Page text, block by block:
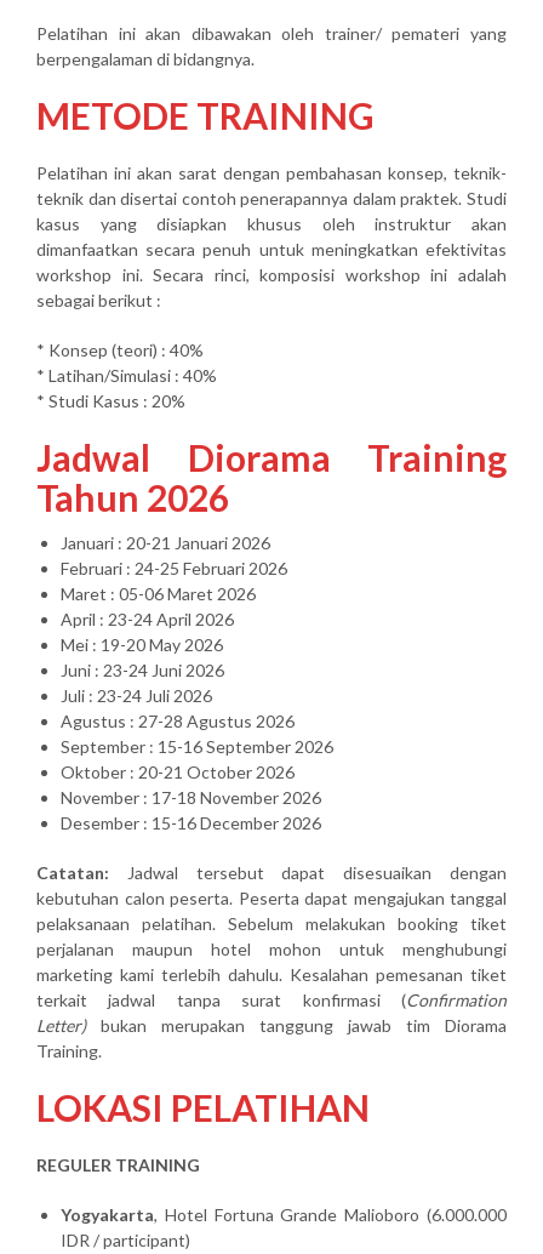
Pelatihan ini akan dibawakan oleh trainer/ pemateri yang
berpengalaman di bidangnya.
METODE TRAINING
Pelatihan ini akan sarat dengan pembahasan konsep, teknik-
teknik dan disertai contoh penerapannya dalam praktek. Studi
kasus yang disiapkan khusus oleh instruktur akan
dimanfaatkan secara penuh untuk meningkatkan efektivitas
workshop ini. Secara rinci, komposisi workshop ini adalah
sebagai berikut :
* Konsep (teori) : 40%
* Latihan/Simulasi : 40%
* Studi Kasus : 20%
Jadwal Diorama Training
Tahun 2026
Januari : 20-21 Januari 2026
Februari : 24-25 Februari 2026
Maret : 05-06 Maret 2026
April : 23-24 April 2026
Mei : 19-20 May 2026
Juni : 23-24 Juni 2026
Juli : 23-24 Juli 2026
Agustus : 27-28 Agustus 2026
September : 15-16 September 2026
Oktober : 20-21 October 2026
November : 17-18 November 2026
Desember : 15-16 December 2026
Catatan: Jadwal tersebut dapat disesuaikan dengan
kebutuhan calon peserta. Peserta dapat mengajukan tanggal
pelaksanaan pelatihan. Sebelum melakukan booking tiket
perjalanan maupun hotel mohon untuk menghubungi
marketing kami terlebih dahulu. Kesalahan pemesanan tiket
terkait jadwal tanpa surat konfirmasi (Confirmation
Letter)bukan merupakan tanggung jawab tim Diorama
Training.
LOKASI PELATIHAN
REGULER TRAINING
Yogyakarta, Hotel Fortuna Grande Malioboro (6.000.000
IDR / participant)